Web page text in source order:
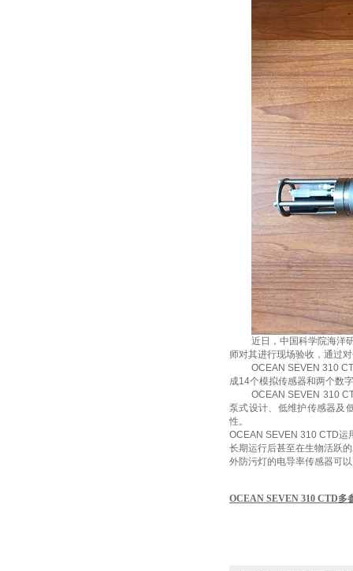
近日 ，中国科学院海洋
师对其进行现场验收，通过
OCEAN SEVEN 310
成14个模拟传感器和两个数
OCEAN SEVEN 310
泵式设计、低维护传感器及
性。
OCEAN SEVEN 310 CTD运
长期运行后甚至在生物活跃
外防污灯的电导率传感器可
OCEAN SEVEN 310 CTD多